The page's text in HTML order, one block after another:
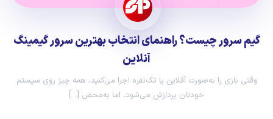
گیم سرور چیست؟ راهنمای انتخاب بهترین سرور گیمینگ
آنلاین
وقتی بازی را به‌صورت آفلاین یا تک‌نفره اجرا می‌کنید، همه چیز روی سیستم
خودتان پردازش می‌شود، اما به‌محض […]